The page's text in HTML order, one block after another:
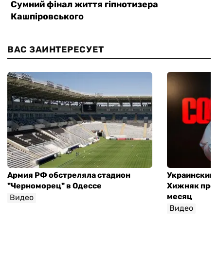
ВАС ЗАИНТЕРЕСУЕТ
Армия РФ обстреляла стадион
"Черноморец" в Одессе
Видео
Украинский
Хижняк
месяц
Видео